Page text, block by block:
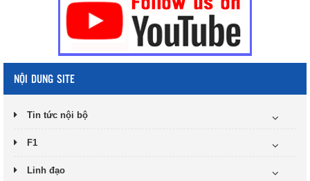
NỘI DUNG SITE
Tin tức nội bộ
F1
Linh đạo